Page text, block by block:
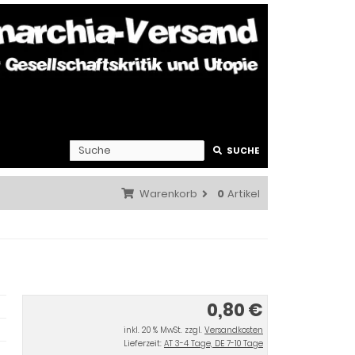
SUCHE
Warenkorb 0 Artikel
0,80 €
inkl. 20 % MwSt. zzgl. Versandkosten
Lieferzeit: AT 3-4 Tage, DE 7-10 Tage